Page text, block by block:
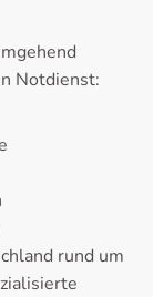
Notdienst:
rund um